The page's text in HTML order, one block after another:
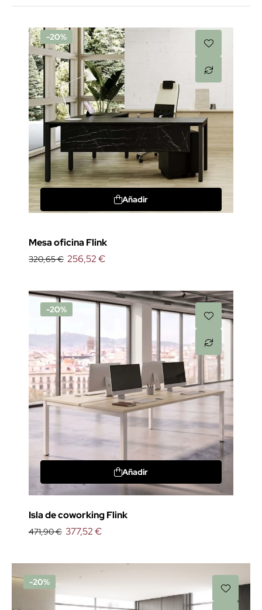
-20%
Añadir
Mesa oficina Flink
320,65 € 256,52 €
-20%
Añadir
Isla de coworking Flink
471,90 € 377,52 €
-20%